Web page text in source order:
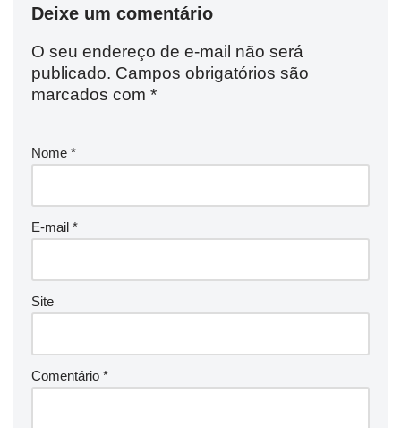
Deixe um comentário
O seu endereço de e-mail não será
publicado. Campos obrigatórios são
marcados com *
Nome *
E-mail *
Site
Comentário *